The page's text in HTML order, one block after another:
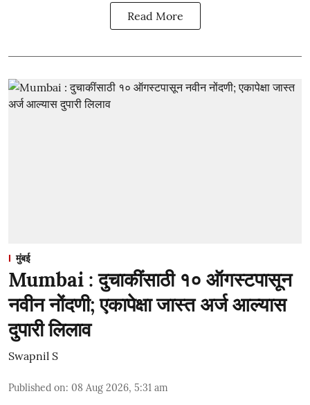
Read More
मुंबई
Mumbai : दुचाकींसाठी १० ऑगस्टपासून
नवीन नोंदणी; एकापेक्षा जास्त अर्ज आल्यास
दुपारी लिलाव
Swapnil S
Published on: 08 Aug 2026, 5:31 am